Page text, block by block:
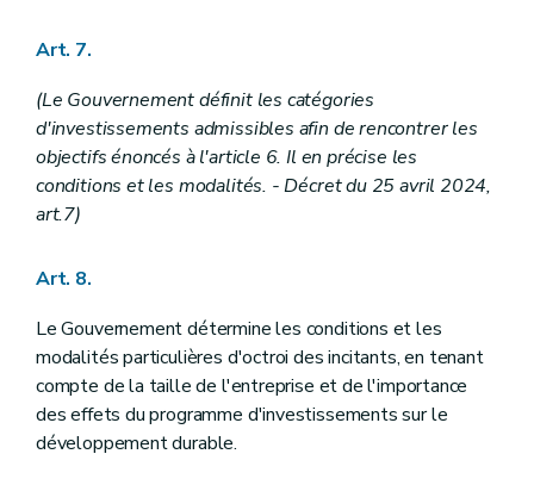
Art. 7.
(Le Gouvernement définit les catégories
d'investissements admissibles afin de rencontrer les
objectifs énoncés à l'article 6. Il en précise les
conditions et les modalités. - Décret du 25 avril 2024,
art.7)
Art. 8.
Le Gouvernement détermine les conditions et les
modalités particulières d'octroi des incitants, en tenant
compte de la taille de l'entreprise et de l'importance
des effets du programme d'investissements sur le
développement durable.